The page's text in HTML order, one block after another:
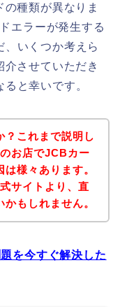
種類が異なりま
エラーが発生する
、いくつか考えら
させていただき
と幸いです。
？これまで説明し
お店でJCBカー
は様々あります。
サイトより、直
もしれません。
を今すぐ解決した